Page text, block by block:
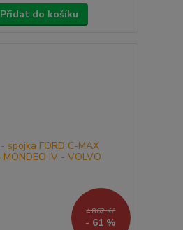
Přidat do košíku
4 862 Kč
- 61 %